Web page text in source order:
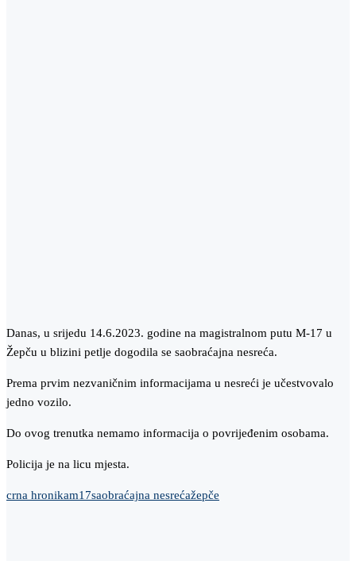
Danas, u srijedu 14.6.2023. godine na magistralnom putu M-17 u
Žepču u blizini petlje dogodila se saobraćajna nesreća.
Prema prvim nezvaničnim informacijama u nesreći je učestvovalo
jedno vozilo.
Do ovog trenutka nemamo informacija o povrijeđenim osobama.
Policija je na licu mjesta.
crna hronikam17saobraćajna nesrećažepče